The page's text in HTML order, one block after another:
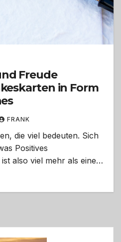
Freude
in Form
FRANK
die viel bedeuten. Sich
Positives
also viel mehr als eine…